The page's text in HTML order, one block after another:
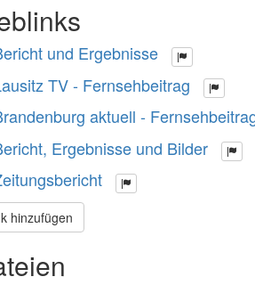
und Ergebnisse
TV - Fernsehbeitrag
aktuell -
Ergebnisse und Bilder
hinzufügen